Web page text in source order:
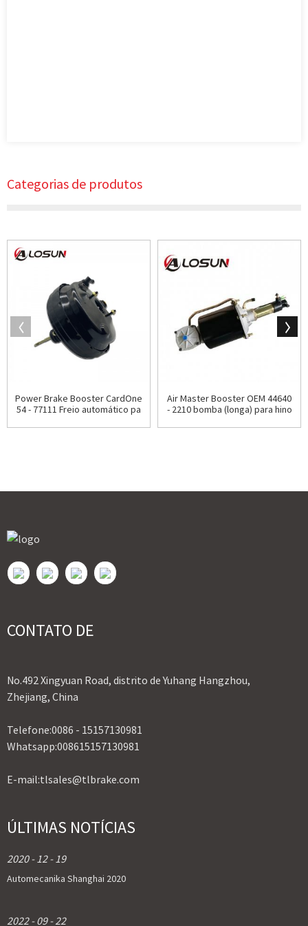
Categorias de produtos
Power Brake Booster CardOne
54 - 77111 Freio automático pa
Air Master Booster OEM 44640
- 2210 bomba (longa) para hino
CONTATO DE
No.492 Xingyuan Road, distrito de Yuhang Hangzhou,
Zhejiang, China
Telefone:0086 - 15157130981
Whatsapp:008615157130981
E-mail:tlsales@tlbrake.com
ÚLTIMAS NOTÍCIAS
2020 - 12 - 19
Automecanika Shanghai 2020
2022 - 09 - 22